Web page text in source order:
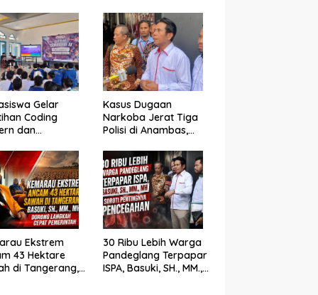
Gelar
Coding
dan
SMK Al-
Kasus Dugaan
Narkoba Jerat Tiga
Polisi di Anambas,
Hukum Harus Tegak
Ekstrem
43 Hektare
di Tangerang,
30 Ribu Lebih Warga
Pandeglang Terpapar
ISPA, Basuki, SH., MM.,